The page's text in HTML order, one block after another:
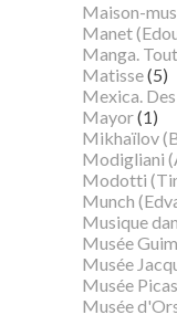
Maison-
Manet
Manga.
Matisse(5)
Mexica.
Mayor(1)
Mikhaïlov
Modigliani
Modotti
Munch
Musique
Musée
Musée
Musée
Musée